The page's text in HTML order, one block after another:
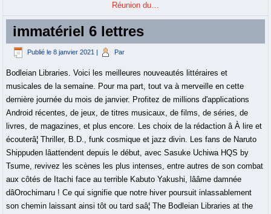
Réunion du…
immatériel 6 lettres
Publié le 8 janvier 2021 Par
Bodleian Libraries. Voici les meilleures nouveautés littéraires et
musicales de la semaine. Pour ma part, tout va à merveille en cette
dernière journée du mois de janvier. Profitez de millions d'applications
Android récentes, de jeux, de titres musicaux, de films, de séries, de
livres, de magazines, et plus encore. Les choix de la rédaction â À lire et
écouterâ¦ Thriller, B.D., funk cosmique et jazz divin. Les fans de Naruto
Shippuden lâattendent depuis le début, avec Sasuke Uchiwa HQS by
Tsume, revivez les scènes les plus intenses, entre autres de son combat
aux côtés de Itachi face au terrible Kabuto Yakushi, lââme damnée
dâOrochimaru ! Ce qui signifie que notre hiver poursuit inlassablement
son chemin laissant ainsi tôt ou tard saâ¦ The Bodleian Libraries at the